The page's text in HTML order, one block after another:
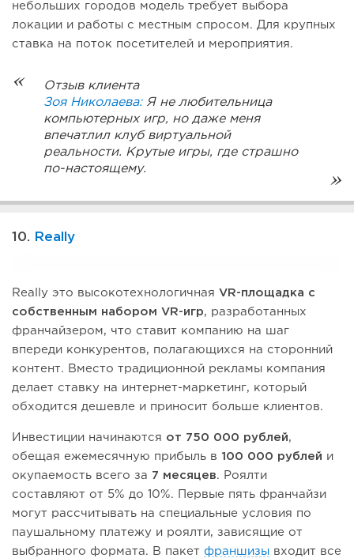
небольших городов модель требует выбора
локации и работы с местным спросом. Для крупных
ставка на поток посетителей и мероприятия.
Отзыв клиента
Зоя Николаева: Я не любительница
компьютерных игр, но даже меня
впечатлил клуб виртуальной
реальности. Крутые игры, где страшно
по-настоящему.
10. Really
Really это высокотехнологичная VR-площадка с
собственным набором VR-игр, разработанных
франчайзером, что ставит компанию на шаг
впереди конкурентов, полагающихся на сторонний
контент. Вместо традиционной рекламы компания
делает ставку на интернет-маркетинг, который
обходится дешевле и приносит больше клиентов.
Инвестиции начинаются от 750 000 рублей,
обещая ежемесячную прибыль в 100 000 рублей и
окупаемость всего за 7 месяцев. Роялти
составляют от 5% до 10%. Первые пять франчайзи
могут рассчитывать на специальные условия по
паушальному платежу и роялти, зависящие от
выбранного формата. В пакет франшизы входит все